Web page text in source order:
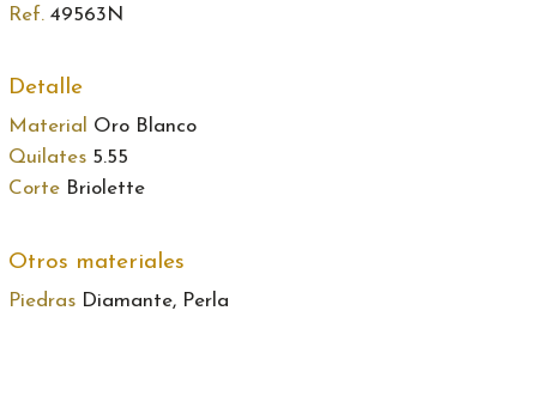
Ref.49563N
Detalle
Material Oro Blanco
Quilates5.55
CorteBriolette
Otros materiales
PiedrasDiamante, Perla